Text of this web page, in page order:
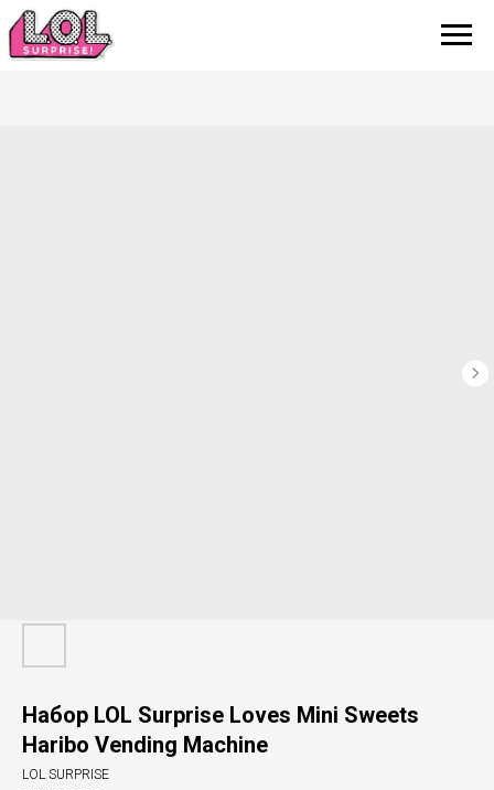
Набор LOL Surprise Loves Mini Sweets
Haribo Vending Machine
LOL SURPRISE